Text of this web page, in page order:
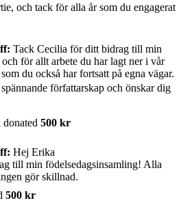
och tack för alla år som du engagerat
Tack Cecilia för ditt bidrag till min
för allt arbete du har lagt ner i vår
du också har fortsatt på egna vägar.
författarskap och önskar dig
donated 500 kr
Hej Erika
till min födelsedagsinsamling! Alla
gör skillnad.
500 kr